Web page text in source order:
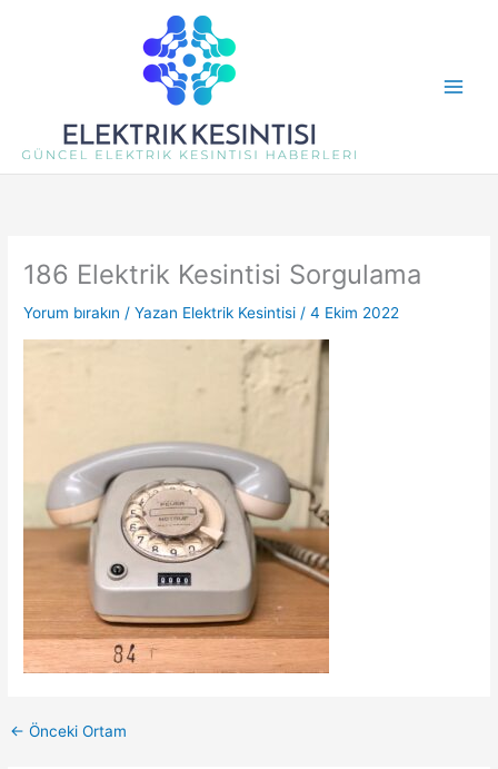
186 Elektrik Kesintisi Sorgulama
Yorum bırakın / Yazan Elektrik Kesintisi/4 Ekim 2022
← Önceki Ortam